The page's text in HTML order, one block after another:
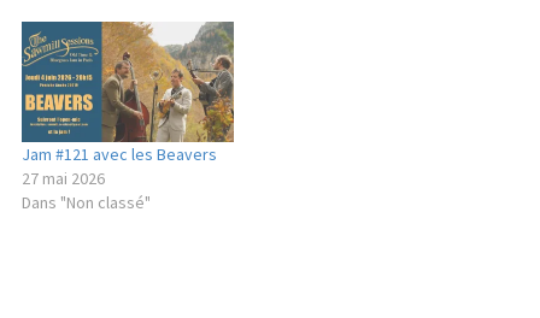
Jam #121 avec les Beavers
27 mai 2026
Dans "Non classé"